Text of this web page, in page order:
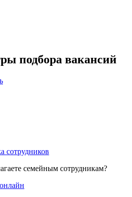
подбора вакансий
сотрудников
семейным сотрудникам?